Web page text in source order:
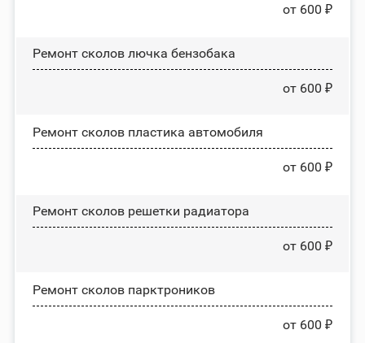
от 600 ₽
Ремонт сколов лючка бензобака
от 600 ₽
Ремонт сколов пластика автомобиля
от 600 ₽
Ремонт сколов решетки радиатора
от 600 ₽
Ремонт сколов парктроников
от 600 ₽